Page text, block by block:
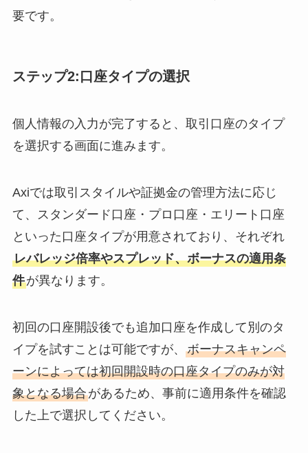
要です。
ステップ2:口座タイプの選択
個人情報の入力が完了すると、取引口座のタイプ
を選択する画面に進みます。
Axiでは取引スタイルや証拠金の管理方法に応じ
て、スタンダード口座・プロ口座・エリート口座
といった口座タイプが用意されており、それぞれ
レバレッジ倍率やスプレッド、ボーナスの適用条
件が異なります。
初回の口座開設後でも追加口座を作成して別のタ
イプを試すことは可能ですが、 ボーナスキャンペ
ーンによっては初回開設時の口座タイプのみが対
象となる場合があるため、事前に適用条件を確認
した上で選択してください。